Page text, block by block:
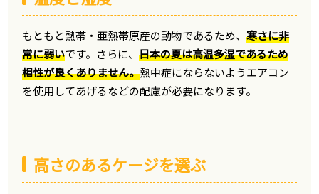
もともと熱帯・亜熱帯原産の動物であるため、寒さに非
常に弱いです。さらに、日本の夏は高温多湿であるため
相性が良くありません。熱中症にならないようエアコン
を使用してあげるなどの配慮が必要になります。
高さのあるケージを選ぶ